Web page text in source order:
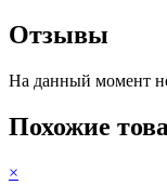
Отзывы
На данный момент
Похожие
×